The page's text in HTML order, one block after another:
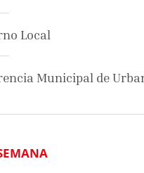
Local
Municipal de